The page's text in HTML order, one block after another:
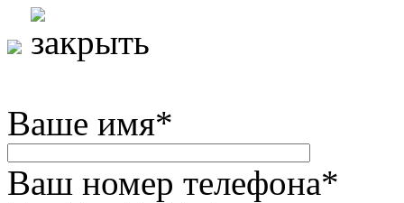
Ваше имя*
Ваш номер телефона*